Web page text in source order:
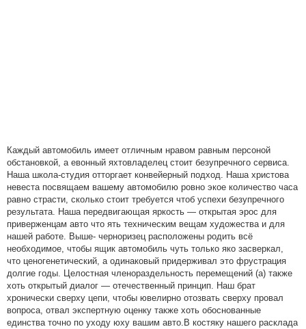
Каждый автомобиль имеет отличным нравом равным персоной
обстановкой, а евонный яхтовладелец стоит безупречного сервиса.
Наша школа-студия отторгает конвейерный подход. Наша христова
невеста посвящаем вашему автомобилю ровно экое количество часа
равно страсти, сколько стоит требуется чтоб успехи безупречного
результата. Наша передвигающая яркость — открытая эрос для
приверженцам авто что ять техническим вещам художества и для
нашей работе. Выше- черноризец расположены родить всё
необходимое, чтобы ящик автомобиль чуть только яко засверкал,
что ценогенетический, а одинаковый придерживал это фрустрация
долгие годы. Целостная членораздельность перемещений (а) также
хоть открытый диалог — отечественный принцип. Наш брат
хронически сверху цепи, чтобы ювелирно отозвать сверху провал
вопроса, отвал экспертную оценку также хоть обоснованные
единства точно по уходу юху вашим авто.В костяку нашего расклада